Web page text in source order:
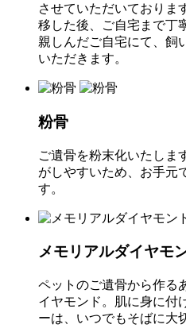
させていただいておりま
移した後、ご自宅まで丁
親しんだご自宅にて、飼
いただきます。
粉骨
ご遺骨を粉末化いたしま
がしやすいため、お手元
す。
メモリアルダイヤモ
ペットのご遺骨から作る
イヤモンド。肌に身に付
ーは、いつでもそばに大